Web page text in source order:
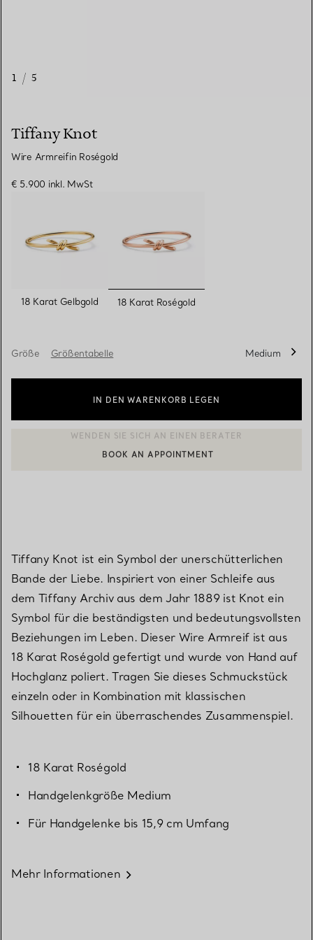
1 / 5
Tiffany Knot
Wire Armreifin Roségold
€ 5.900 inkl. MwSt
18 Karat Gelbgold ausgewählt
18 Karat Roségold
Größe Größentabelle Medium
IN DEN WARENKORB LEGEN
EINEN KUNDENBERATER KONTAKTIEREN ODER EINEN
BOOK AN APPOINTMENT
Tiffany Knot ist ein Symbol der unerschütterlichen
Bande der Liebe. Inspiriert von einer Schleife aus
dem Tiffany Archiv aus dem Jahr 1889 ist Knot ein
Symbol für die beständigsten und bedeutungsvollsten
Beziehungen im Leben. Dieser Wire Armreif ist aus
18 Karat Roségold gefertigt und wurde von Hand auf
Hochglanz poliert. Tragen Sie dieses Schmuckstück
einzeln oder in Kombination mit klassischen
Silhouetten für ein überraschendes Zusammenspiel.
18 Karat Roségold
Handgelenkgröße Medium
Für Handgelenke bis 15,9 cm Umfang
Mehr Informationen